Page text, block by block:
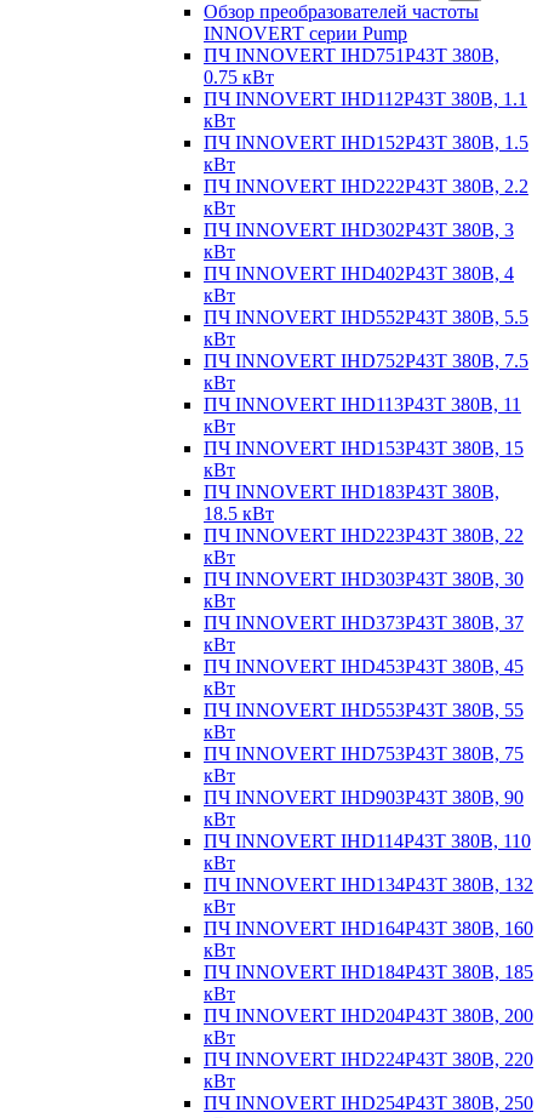
Обзор преобразователей частоты
INNOVERT серии Pump
ПЧ INNOVERT IHD751P43T 380В,
0.75 кВт
ПЧ INNOVERT IHD112P43T 380В, 1.1
кВт
ПЧ INNOVERT IHD152P43T 380В, 1.5
кВт
ПЧ INNOVERT IHD222P43T 380В, 2.2
кВт
ПЧ INNOVERT IHD302P43T 380В, 3
кВт
ПЧ INNOVERT IHD402P43T 380В, 4
кВт
ПЧ INNOVERT IHD552P43T 380В, 5.5
кВт
ПЧ INNOVERT IHD752P43T 380В, 7.5
кВт
ПЧ INNOVERT IHD113P43T 380В, 11
кВт
ПЧ INNOVERT IHD153P43T 380В, 15
кВт
ПЧ INNOVERT IHD183P43T 380В,
18.5 кВт
ПЧ INNOVERT IHD223P43T 380В, 22
кВт
ПЧ INNOVERT IHD303P43T 380В, 30
кВт
ПЧ INNOVERT IHD373P43T 380В, 37
кВт
ПЧ INNOVERT IHD453P43T 380В, 45
кВт
ПЧ INNOVERT IHD553P43T 380В, 55
кВт
ПЧ INNOVERT IHD753P43T 380В, 75
кВт
ПЧ INNOVERT IHD903P43T 380В, 90
кВт
ПЧ INNOVERT IHD114P43T 380В, 110
кВт
ПЧ INNOVERT IHD134P43T 380В, 132
кВт
ПЧ INNOVERT IHD164P43T 380В, 160
кВт
ПЧ INNOVERT IHD184P43T 380В, 185
кВт
ПЧ INNOVERT IHD204P43T 380В, 200
кВт
ПЧ INNOVERT IHD224P43T 380В, 220
кВт
ПЧ INNOVERT IHD254P43T 380В, 250